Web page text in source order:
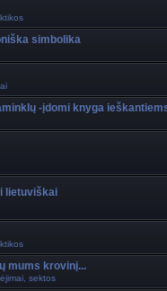
simbolika
-įdomi knyga
lietuviškai
mums krovinį...
sektos